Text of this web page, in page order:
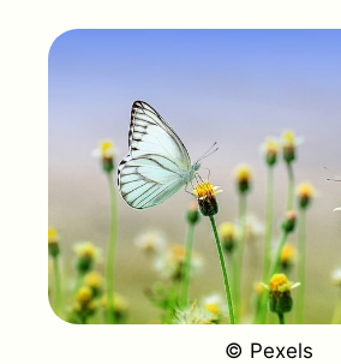
© Pexels